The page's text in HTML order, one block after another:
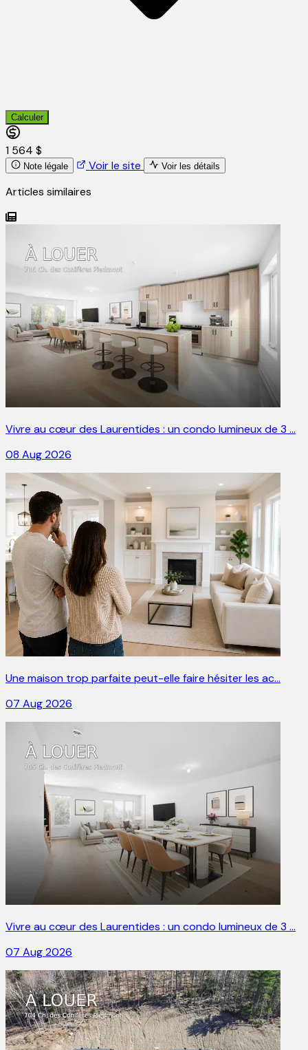
Calculer
1 564 $
Note légale Voir le site Voir les détails
Articles similaires
Vivre au cœur des Laurentides : un condo lumineux de 3 …
08 Aug 2026
Une maison trop parfaite peut-elle faire hésiter les ac…
07 Aug 2026
Vivre au cœur des Laurentides : un condo lumineux de 3 …
07 Aug 2026